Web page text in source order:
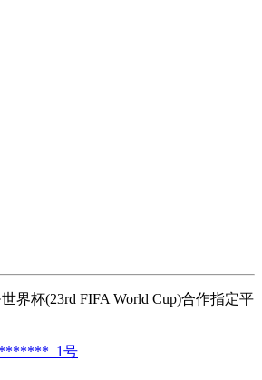
界杯(23rd FIFA World Cup)合作指定平
号